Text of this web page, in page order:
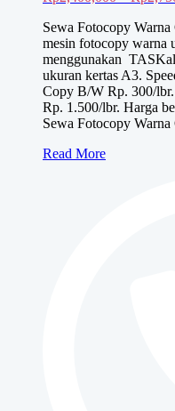
Sewa Fotocopy
mesin fotocopy warna
menggunakan
ukuran kertas A3.
Copy B/W Rp. 300/
Rp. 1.500/lbr. Harga
Sewa Fotocopy
Sewa
Read More